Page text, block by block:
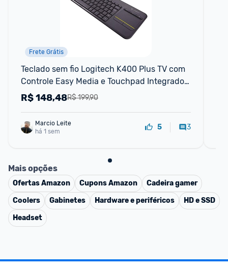
Frete Grátis
Teclado sem fio Logitech K400 Plus TV com
Controle Easy Media e Touchpad Integrado
Conexão USB Unifying e Layout ABNT2
R$ 199,90
R$148,48
Marcio Leite
há 1 sem
5 3
Mais opções
OfertasAmazon CuponsAmazon
Cadeira gamer
Coolers
Gabinetes Hardware e periféricos
HD e SSD
Headset